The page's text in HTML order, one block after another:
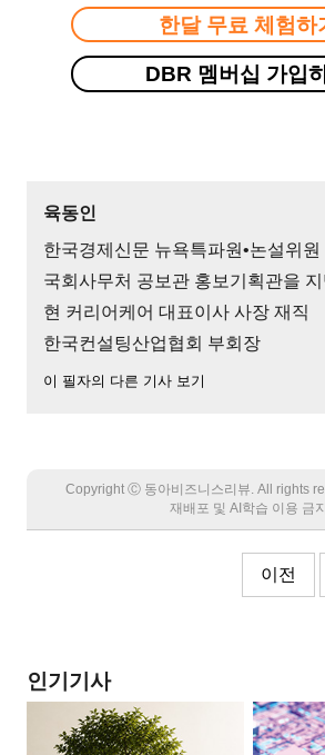
한달 무료 체험하
DBR 멤버십 가입
육동인
한국경제신문 뉴욕특파원•논설위원
국회사무처 공보관 홍보기획관을 지
현 커리어케어 대표이사 사장 재직
한국컨설팅산업협회 부회장
이 필자의 다른 기사 보기
Copyright Ⓒ 동아비즈니스리뷰. All rights
재배포 및 AI학습 이용 금지
이전
인기기사